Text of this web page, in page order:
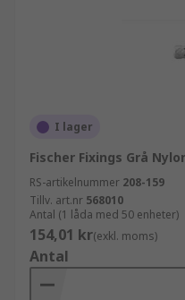
I lager
Fischer Fixings Grå
RS-artikelnummer 208-159
Tillv. art.nr 568010
Antal (1 låda med 50 enheter)
154,01 kr(exkl. moms)
Antal